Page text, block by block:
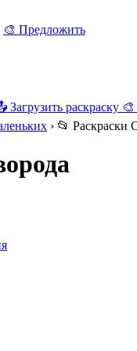
🎨 Предложить
Загрузить раскраску
› 📂 Раскраски